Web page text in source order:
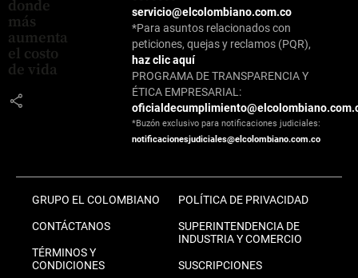
donde
más
aumenta
el costo
de vida
share
servicio@elcolombiano.com.co
*Para asuntos relacionados con
peticiones, quejas y reclamos (PQR),
haz clic aquí
PROGRAMA DE TRANSPARENCIA Y
ÉTICA EMPRESARIAL:
*Buzón exclusivo para notificaciones judiciales:
notificacionesjudiciales@elcolombiano.com.co
GRUPO EL COLOMBIANO
CONTÁCTANOS
TÉRMINOS Y
CONDICIONES
POLÍTICA DE PRIVACIDAD
SUPERINTENDENCIA DE
INDUSTRIA Y COMERCIO
SUSCRIPCIONES